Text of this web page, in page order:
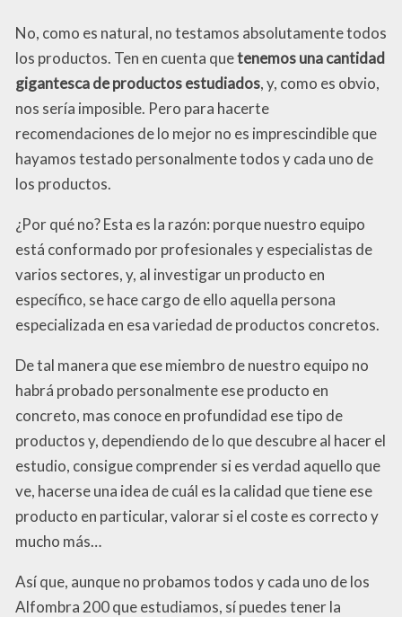
No, como es natural, no testamos absolutamente todos
los productos. Ten en cuenta quetenemos una cantidad
gigantesca de productos estudiados, y, como es obvio,
nos sería imposible. Pero para hacerte
recomendaciones de lo mejor no es imprescindible que
hayamos testado personalmente todos y cada uno de
los productos.
¿Por qué no? Esta es la razón: porque nuestro equipo
está conformado por profesionales y especialistas de
varios sectores, y, al investigar un producto en
específico, se hace cargo de ello aquella persona
especializada en esa variedad de productos concretos.
De tal manera que ese miembro de nuestro equipo no
habrá probado personalmente ese producto en
concreto, mas conoce en profundidad ese tipo de
productos y, dependiendo de lo que descubre al hacer el
estudio, consigue comprender si es verdad aquello que
ve, hacerse una idea de cuál es la calidad que tiene ese
producto en particular, valorar si el coste es correcto y
mucho más…
Así que, aunque no probamos todos y cada uno de los
Alfombra 200 que estudiamos, sí puedes tener la